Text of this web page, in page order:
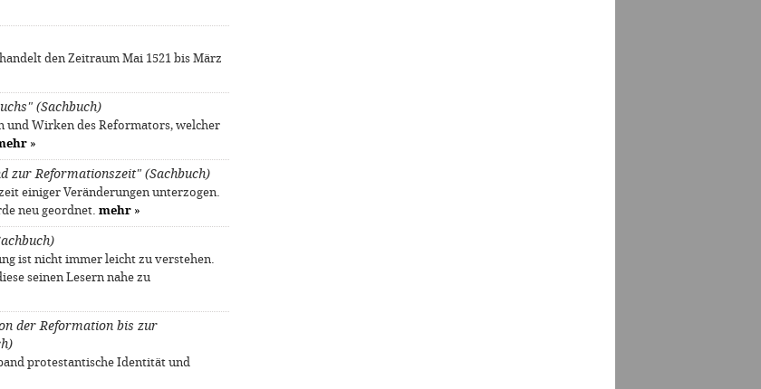
den Zeitraum Mai 1521 bis März
(Sachbuch)
und Wirken des Reformators, welcher
»
zur Reformationszeit" (Sachbuch)
einiger Veränderungen unterzogen.
neu geordnet. mehr »
ist nicht immer leicht zu verstehen.
seinen Lesern nahe zu
der Reformation bis zur
protestantische Identität und